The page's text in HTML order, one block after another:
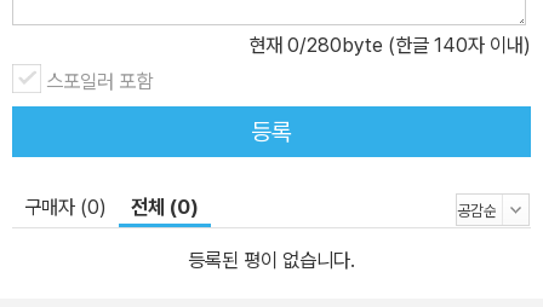
현재 0/280byte (한글 140자 이내)
스포일러 포함
등록
구매자 (0) 전체 (0)
등록된 평이 없습니다.